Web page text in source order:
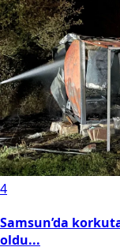
4
Samsun’da
oldu...